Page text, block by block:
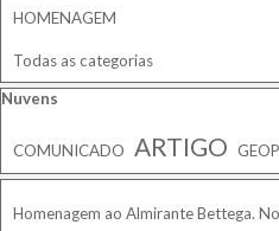
HOMENAGEM
Todas as categorias
Pular bloco Nuvens
Nuvens
COMUNICADO ARTIGO
Homenagem ao Almirante Bettega.